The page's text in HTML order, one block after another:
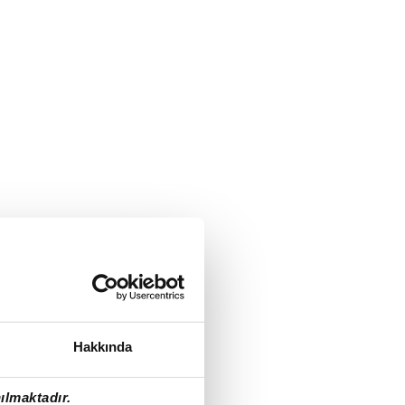
Hakkında